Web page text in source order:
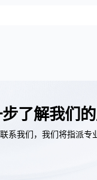
了解我们
系我们，我们将指派专